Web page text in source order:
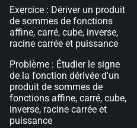
Exercice : Dériver un produit
de sommes de fonctions
affine, carré, cube, inverse,
racine carrée et puissance
Problème : Étudier le signe
de la fonction dérivée d'un
produit de sommes de
fonctions affine, carré, cube,
inverse, racine carrée et
puissance